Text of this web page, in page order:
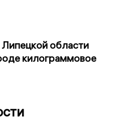
области
килограммовое